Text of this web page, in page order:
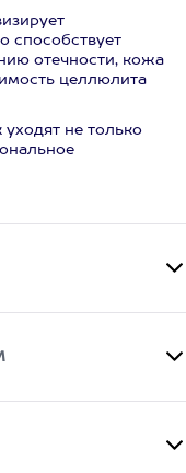
способствует
отечности, кожа
целлюлита
не только